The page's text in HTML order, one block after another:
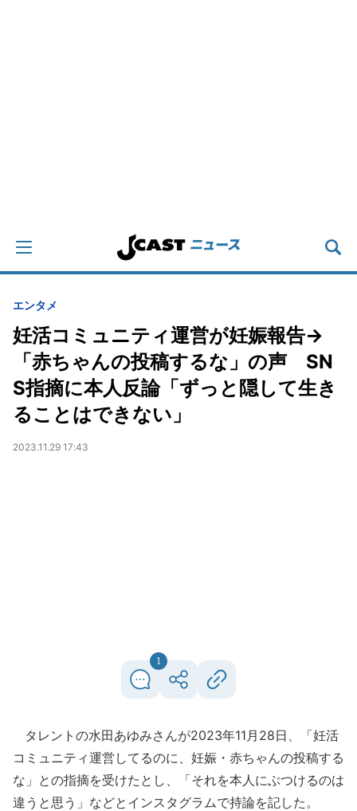
エンタメ
妊活コミュニティ運営が妊娠報告→
「赤ちゃんの投稿するな」の声 SN
S指摘に本人反論「ずっと隠して生き
ることはできない」
2023.11.29 17:43
1
タレントの水田あゆみさんが2023年11月28日、「妊活
コミュニティ運営してるのに、妊娠・赤ちゃんの投稿する
な」との指摘を受けたとし、「それを本人にぶつけるのは
違うと思う」などとインスタグラムで持論を記した。